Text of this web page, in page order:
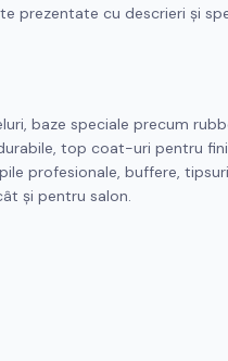
prezentate cu descrieri și
baze speciale precum
top coat-uri pentru
profesionale, buffere, tipsuri
și pentru salon.